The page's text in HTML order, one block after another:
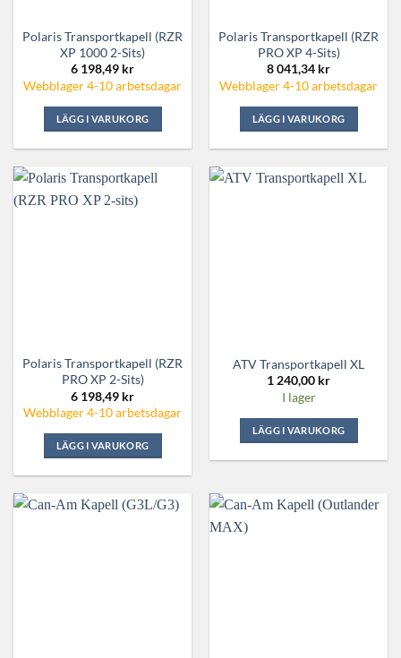
Polaris Transportkapell (RZR
XP 1000 2-Sits)
6 198,49 kr
Webblager 4-10 arbetsdagar
LÄGG I VARUKORG
Polaris Transportkapell (RZR
PRO XP 4-Sits)
8 041,34 kr
Webblager 4-10 arbetsdagar
LÄGG I VARUKORG
Polaris Transportkapell (RZR
PRO XP 2-Sits)
6 198,49 kr
Webblager 4-10 arbetsdagar
LÄGG I VARUKORG
ATV Transportkapell XL
1 240,00 kr
I lager
LÄGG I VARUKORG